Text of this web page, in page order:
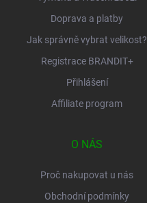
Doprava a platby
Jak správně vybrat velikost?
Registrace BRANDIT+
Přihlášení
Affiliate program
O NÁS
Proč nakupovat u nás
Obchodní podmínky